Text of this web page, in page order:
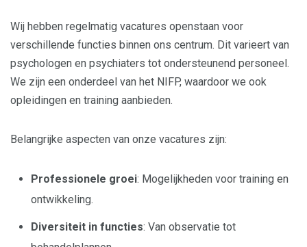
Wij hebben regelmatig vacatures openstaan voor
verschillende functies binnen ons centrum. Dit varieert van
psychologen en psychiaters tot ondersteunend personeel.
We zijn een onderdeel van het NIFP, waardoor we ook
opleidingen en training aanbieden.
Belangrijke aspecten van onze vacatures zijn:
Professionele groei: Mogelijkheden voor training en
ontwikkeling.
Diversiteit in functies: Van observatie tot